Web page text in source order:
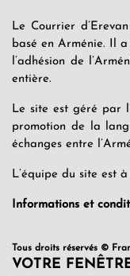
Le Courrier
basé en Arménie. Il
l’adhésion de
entière.
Le site est géré par
promotion de la
échanges entre
L’équipe du site est
Informations et
Tous droits réservés ©
VOTRE